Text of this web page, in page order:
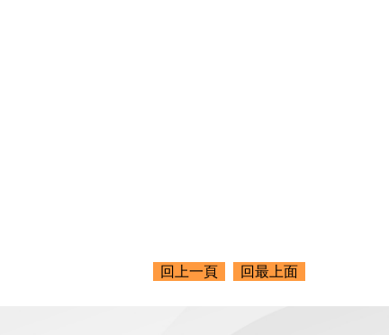
回上一頁 回最上面